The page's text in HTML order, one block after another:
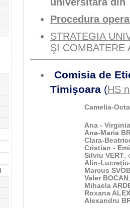
Procedura
STRATEGIA
ŞI COMBATERE
Comisia de
Timişoara (HS
Camelia-
Ana -
Ana-Maria
Clara-
Cristian -
Silviu VERT,
Alin-
Marcus
Valer BOCAN
Mihaela
Roxana
Alexandru